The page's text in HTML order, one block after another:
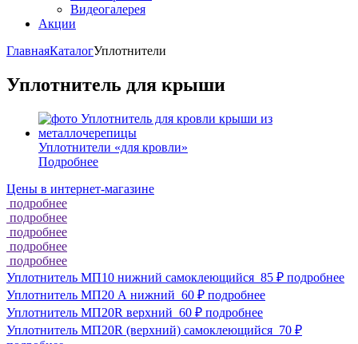
Видеогалерея
Акции
ГлавнаяКаталогУплотнители
Уплотнитель для крыши
Уплотнители «для кровли»
Подробнее
Цены в интернет-магазине
подробнее
подробнее
подробнее
подробнее
подробнее
Уплотнитель МП10 нижний самоклеющийся 85 ₽ подробнее
Уплотнитель МП20 А нижний 60 ₽ подробнее
Уплотнитель МП20R верхний 60 ₽ подробнее
Уплотнитель МП20R (верхний) самоклеющийся 70 ₽